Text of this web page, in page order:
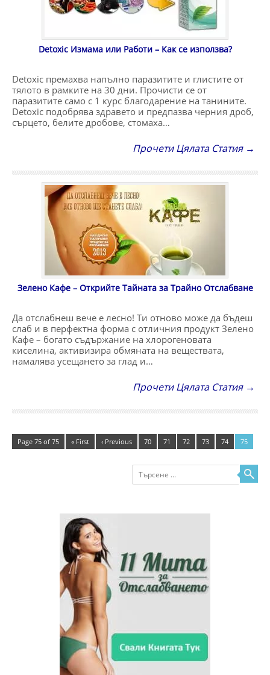
Detoxic Измама или Работи – Как се използва?
Detoxic премахва напълно паразитите и глистите от
тялото в рамките на 30 дни. Прочисти се от
паразитите само с 1 курс благодарение на танините.
Detoxic подобрява здравето и предпазва черния дроб,
сърцето, белите дробове, стомаха…
Прочети Цялата Статия →
Зелено Кафе – Открийте Тайната за Трайно Отслабване
Да отслабнеш вече е лесно! Ти отново може да бъдеш
слаб и в перфектна форма с отличния продукт Зелено
Кафе – богато съдържание на хлорогеновата
киселина, активизира обмяната на веществата,
намалява усещането за глад и…
Прочети Цялата Статия →
Page 75 of 75 « First ‹ Previous 70 71 72 73 74 75
Търсене